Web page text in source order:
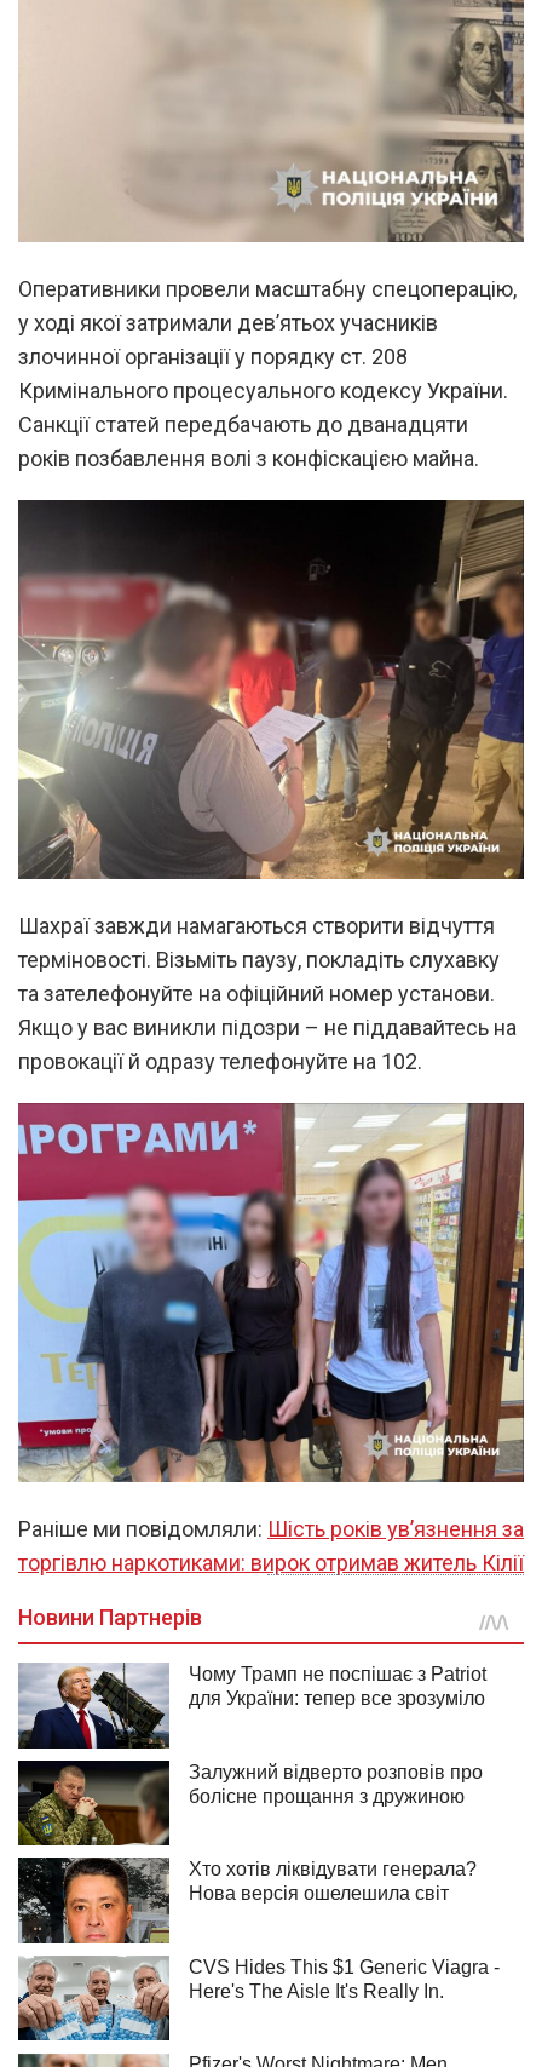
Оперативники провели масштабну спецоперацію,
у ході якої затримали дев’ятьох учасників
злочинної організації у порядку ст. 208
Кримінального процесуального кодексу України.
Санкції статей передбачають до дванадцяти
років позбавлення волі з конфіскацією майна.
Шахраї завжди намагаються створити відчуття
терміновості. Візьміть паузу, покладіть слухавку
та зателефонуйте на офіційний номер установи.
Якщо у вас виникли підозри – не піддавайтесь на
провокації й одразу телефонуйте на 102.
Раніше ми повідомляли: Шість років ув’язнення за
торгівлю наркотиками: вирок отримав житель Кілії